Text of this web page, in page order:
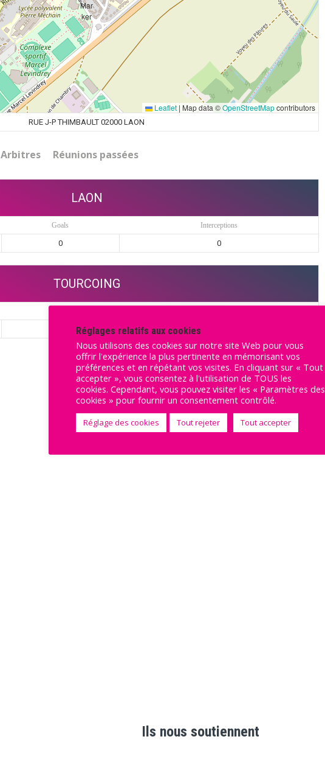
Leaflet | Map data ©OpenStreetMapcontributors
RUE J-P THIMBAULT 02000 LAON
Arbitres Réunions passées
LAON
Goals Interceptions
0 0
TOURCOING
Ils nous soutiennent
Réglages relatifs aux cookies
Nous utilisons des cookies sur notre site Web pour vous
offrir l'expérience la plus pertinente en mémorisant vos
préférences et en répétant vos visites. En cliquant sur « Tout
accepter », vous consentez à l'utilisation de TOUS les
cookies. Cependant, vous pouvez visiter les « Paramètres des
cookies » pour fournir un consentement contrôlé.
Réglage des cookies Tout rejeter Tout accepter